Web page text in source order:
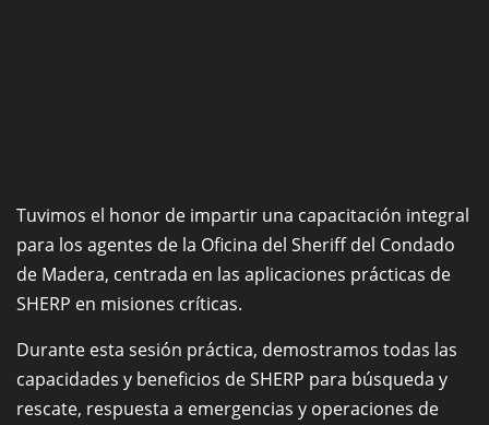
Tuvimos el honor de impartir una capacitación integral
para los agentes de la Oficina del Sheriff del Condado
de Madera, centrada en las aplicaciones prácticas de
SHERP en misiones críticas.
Durante esta sesión práctica, demostramos todas las
capacidades y beneficios de SHERP para búsqueda y
rescate, respuesta a emergencias y operaciones de